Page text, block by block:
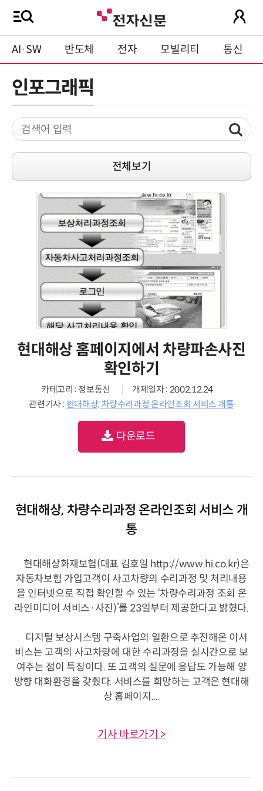
AI·SW 반도체 전자 모빌리티 통신
인포그래픽
전체보기
현대해상 홈페이지에서 차량파손사진
확인하기
카테고리 : 정보통신
개제일자 : 2002.12.24
관련기사 : 현대해상, 차량수리과정 온라인조회 서비스 개통
다운로드
현대해상, 차량수리과정 온라인조회 서비스 개
통
현대해상화재보험(대표 김호일 http://www.hi.co.kr)은
자동차보험 가입고객이 사고차량의 수리과정 및 처리내용
을 인터넷으로 직접 확인할 수 있는 ‘차량수리과정 조회 온
라인미디어 서비스·사진)’를 23일부터 제공한다고 밝혔다.
디지털 보상시스템 구축사업의 일환으로 추진해온 이서
비스는 고객의 사고차량에 대한 수리과정을 실시간으로 보
여주는 점이 특징이다. 또 고객의 질문에 응답도 가능해 양
방향 대화환경을 갖췄다. 서비스를 희망하는 고객은 현대해
상 홈페이지....
기사 바로가기 >